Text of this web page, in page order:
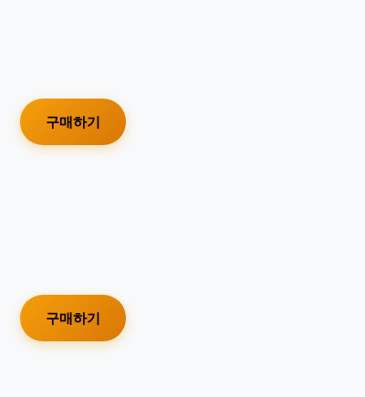
구매하기
구매하기